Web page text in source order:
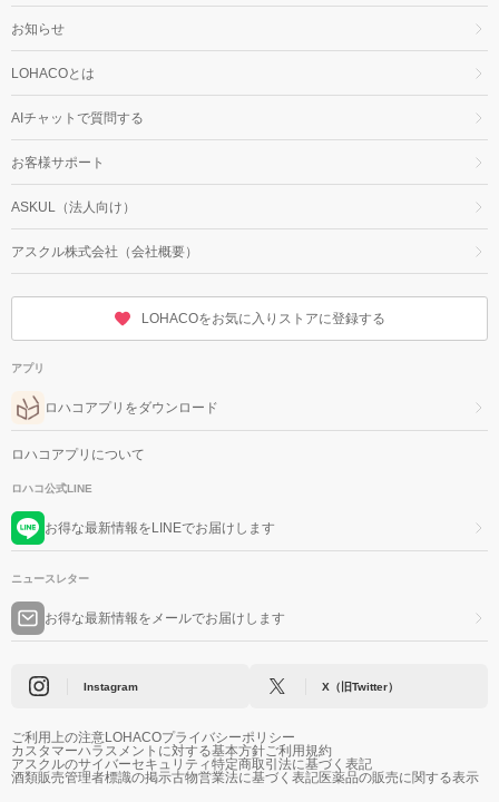
お知らせ
LOHACOとは
AIチャットで質問する
お客様サポート
ASKUL（法人向け）
アスクル株式会社（会社概要）
LOHACOをお気に入りストアに登録する
アプリ
ロハコアプリをダウンロード
ロハコアプリについて
ロハコ公式LINE
お得な最新情報をLINEでお届けします
ニュースレター
お得な最新情報をメールでお届けします
Instagram X（旧Twitter）
ご利用上の注意LOHACOプライバシーポリシー
カスタマーハラスメントに対する基本方針ご利用規約
アスクルのサイバーセキュリティ特定商取引法に基づく表記
酒類販売管理者標識の掲示古物営業法に基づく表記医薬品の販売に関する表示